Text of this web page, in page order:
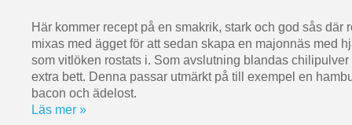
Här kommer recept på en smakrik, stark och god sås där
mixas med ägget för att sedan skapa en majonnäs med
som vitlöken rostats i. Som avslutning blandas chilipulver
extra bett. Denna passar utmärkt på till exempel en
bacon och ädelost.
Läs mer »